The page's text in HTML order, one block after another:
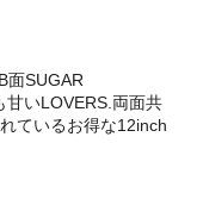
面SUGAR
甘いLOVERS.両面共
ているお得な12inch